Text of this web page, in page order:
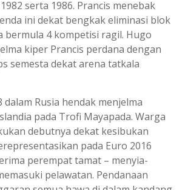
serta 1986. Prancis menebak
ini dekat bengkak eliminasi blok
bermula 4 kompetisi ragil. Hugo
kiper Prancis perdana dengan
semesta dekat arena tatkala
dalam Rusia hendak menjelma
pada Trofi Mayapada. Warga
debutnya dekat kesibukan
pada Euro 2016
perempat tamat – menyia-
pelawatan. Pendanaan